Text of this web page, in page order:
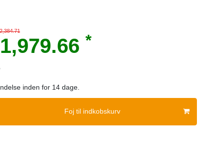
*
inden for 14 dage.
Foj til indkobskurv